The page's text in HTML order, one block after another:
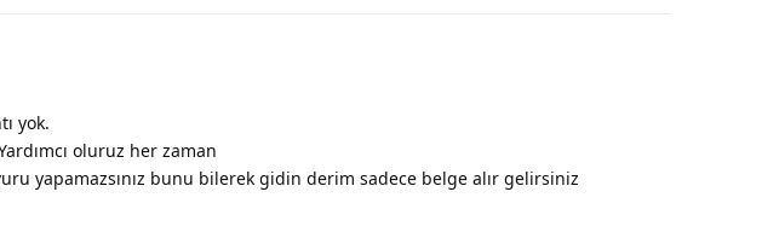
yok.
oluruz her zaman
yapamazsınız bunu bilerek gidin derim sadece belge alır gelirsiniz